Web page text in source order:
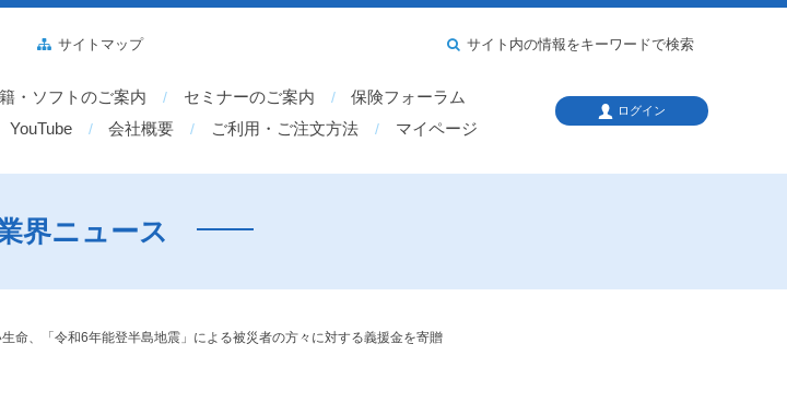
・ソフトのご案内 セミナーのご案内
保険フォーラム
YouTube 会社概要 ご利用・ご注文方法
マイページ
サイトマップ サイト内の情報をキーワードで検索
ログイン
界ニュース
命、「令和6年能登半島地震」による被災者の方々に対する義援金を寄贈